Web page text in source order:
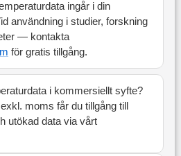
ingår i din
användning i studier, forskning
— kontakta
för gratis tillgång.
i kommersiellt syfte?
moms får du tillgång till
utökad data via vårt